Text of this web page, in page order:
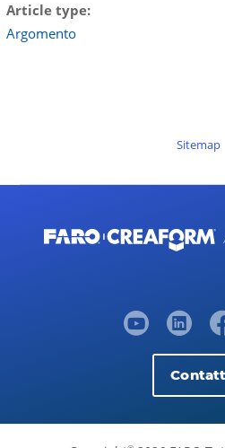
Article type
Argomento
Sitemap